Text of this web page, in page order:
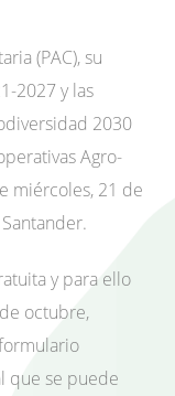
(PAC), su
2027 y las
2030
Agro-
miércoles, 21 de
y para ello
octubre,
que se puede